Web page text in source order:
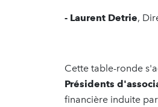
- Laurent Detrie,
Cette table-ronde
Présidents
financière induite